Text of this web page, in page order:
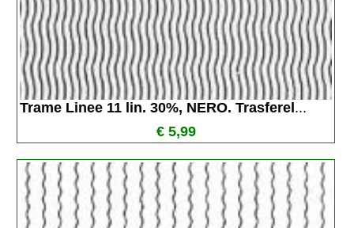
Trame Linee 11 lin. 30%, NERO. Trasferel ...
€ 5,99